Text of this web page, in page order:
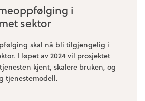
i
sektor
skal nå bli tilgjengelig i
I løpet av 2024 vil prosjektet
kjent, skalere bruken, og
tjenestemodell.